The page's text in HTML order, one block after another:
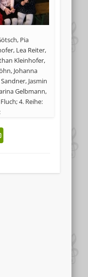
Pia
Lea Reiter,
Kleinhofer,
Johanna
Jasmin
Gelbmann,
4. Reihe: